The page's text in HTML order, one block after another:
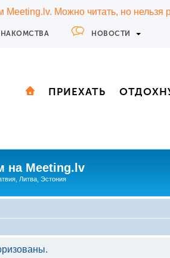
Можно читать, но нельзя
НОВОСТИ
ПРИЕХАТЬ
на Meeting.lv
Литва, Эстония